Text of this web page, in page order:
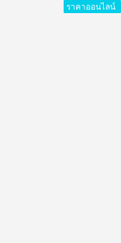
ราคาออนไลน์
ราคาออนไลน์
ราคาออนไลน์
ราคาออนไลน์
ราคาออนไลน์
ราคาออนไลน์
ราคาออนไลน์
ราคาออนไลน์